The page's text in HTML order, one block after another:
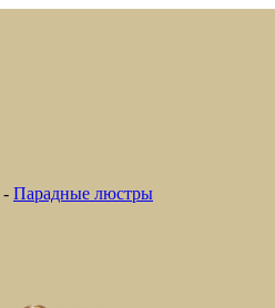
- Парадные люстры